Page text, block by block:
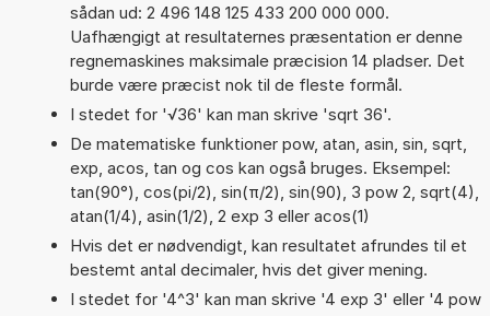
sådan ud: 2 496 148 125 433 200 000 000.
Uafhængigt at resultaternes præsentation er denne
regnemaskines maksimale præcision 14 pladser. Det
burde være præcist nok til de fleste formål.
I stedet for '√36' kan man skrive 'sqrt 36'.
De matematiske funktioner pow, atan, asin, sin, sqrt,
exp, acos, tan og cos kan også bruges. Eksempel:
tan(90°), cos(pi/2), sin(π/2), sin(90), 3 pow 2, sqrt(4),
atan(1/4), asin(1/2), 2 exp 3 eller acos(1)
Hvis det er nødvendigt, kan resultatet afrundes til et
bestemt antal decimaler, hvis det giver mening.
I stedet for '4^3' kan man skrive '4 exp 3' eller '4 pow